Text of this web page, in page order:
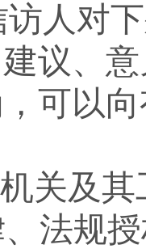
访人对
议、
可以
机关及
、法规